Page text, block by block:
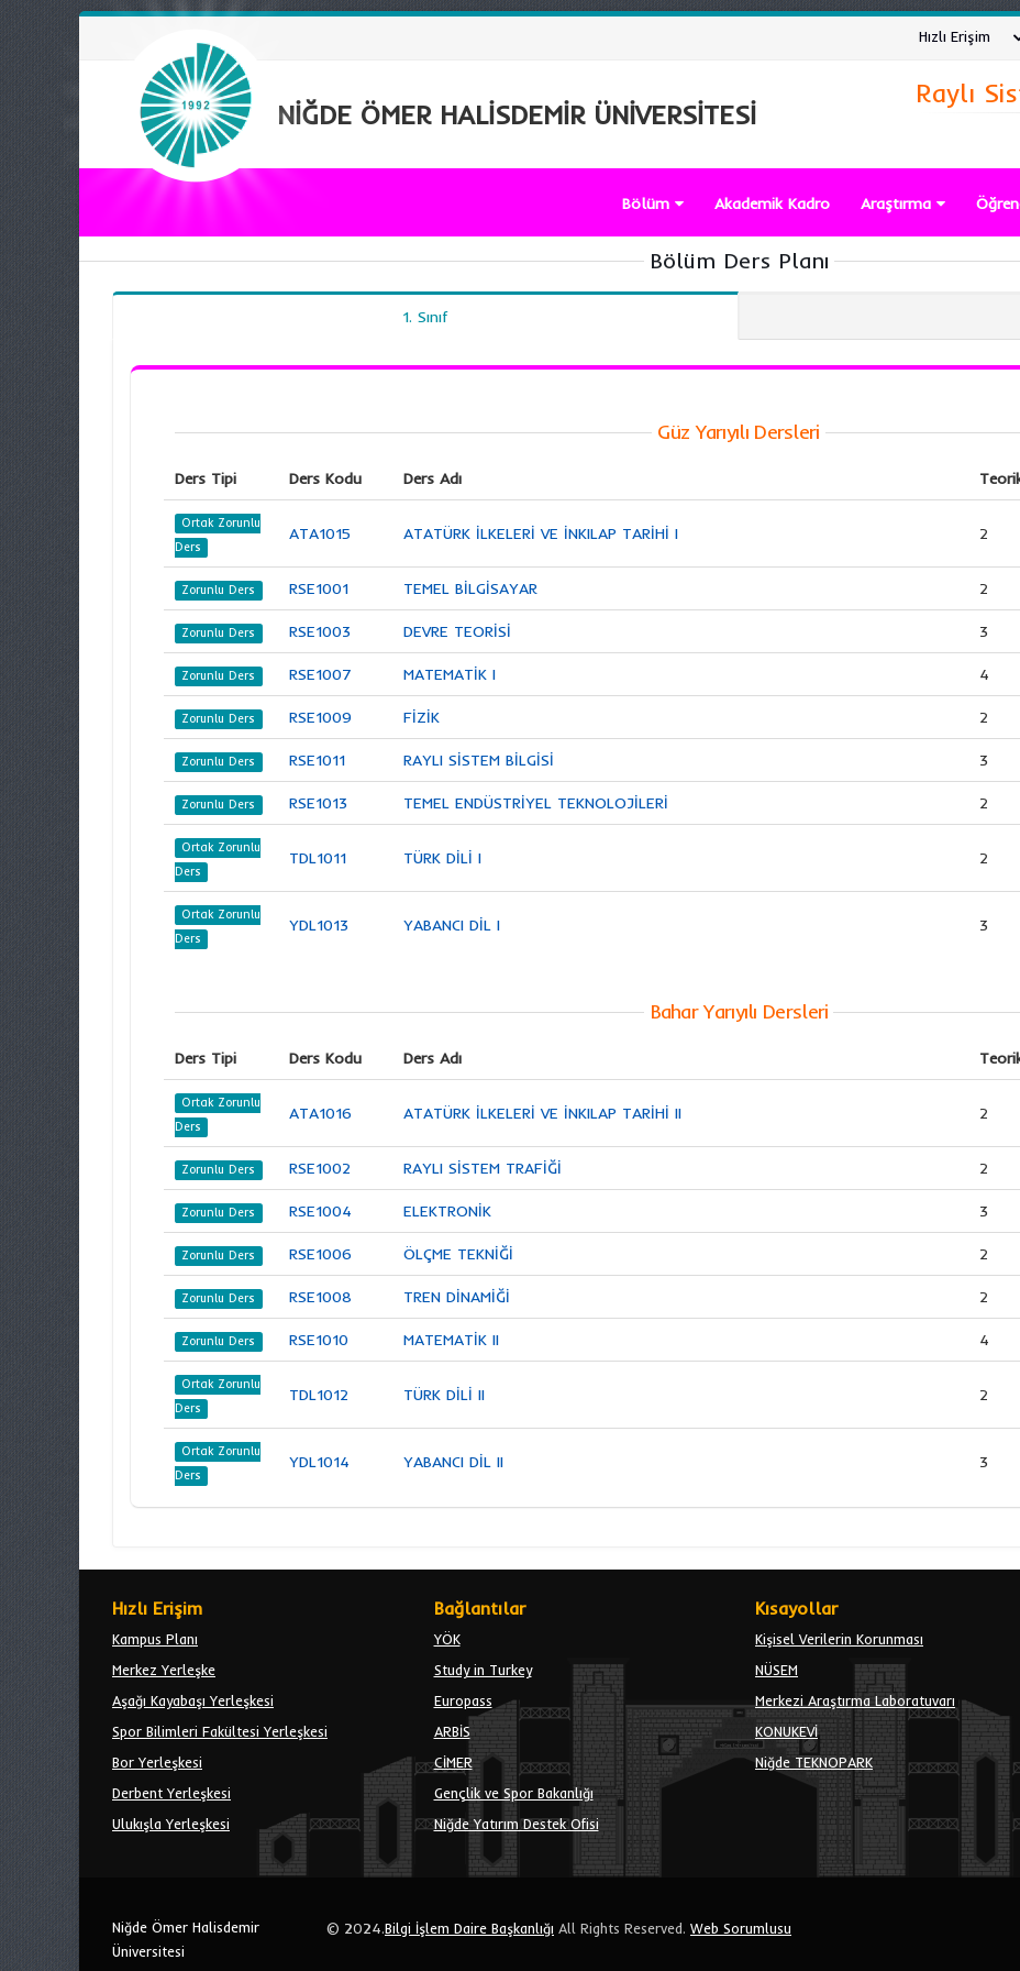
Hızlı Erişim
NİĞDE ÖMER HALİSDEMİR ÜNİVERSİTESİ
Raylı
Bölüm Akademik Kadro Araştırma
Bölüm Ders Planı
1. Sınıf
Güz Yarıyılı Dersleri
Ders Tipi Ders Kodu Ders Adı
Ortak Zorunlu
Ders
ATA1015 ATATÜRK İLKELERİ VE İNKILAP TARİHİ I 2
Zorunlu Ders RSE1001 TEMEL BİLGİSAYAR 2
Zorunlu Ders RSE1003 DEVRE TEORİSİ 3
Zorunlu Ders RSE1007 MATEMATİK I 4
Zorunlu Ders RSE1009 FİZİK 2
Zorunlu Ders RSE1011 RAYLI SİSTEM BİLGİSİ 3
Zorunlu Ders RSE1013 TEMEL ENDÜSTRİYEL TEKNOLOJİLERİ 2
Ortak Zorunlu
Ders
TDL1011 TÜRK DİLİ I 2
Ortak Zorunlu
Ders
YDL1013 YABANCI DİL I 3
Bahar Yarıyılı Dersleri
Ders Tipi Ders Kodu Ders Adı
Ortak Zorunlu
Ders
ATA1016 ATATÜRK İLKELERİ VE İNKILAP TARİHİ II 2
Zorunlu Ders RSE1002 RAYLI SİSTEM TRAFİĞİ 2
Zorunlu Ders RSE1004 ELEKTRONİK 3
Zorunlu Ders RSE1006 ÖLÇME TEKNİĞİ 2
Zorunlu Ders RSE1008 TREN DİNAMİĞİ 2
Zorunlu Ders RSE1010 MATEMATİK II 4
Ortak Zorunlu
Ders
TDL1012 TÜRK DİLİ II 2
Ortak Zorunlu
Ders
YDL1014 YABANCI DİL II 3
Hızlı Erişim
Kampus Planı
Merkez Yerleşke
Aşağı Kayabaşı Yerleşkesi
Spor Bilimleri Fakültesi Yerleşkesi
Bor Yerleşkesi
Derbent Yerleşkesi
Ulukışla Yerleşkesi
Bağlantılar
YÖK
Study in Turkey
Europass
ARBİS
CİMER
Gençlik ve Spor Bakanlığı
Niğde Yatırım Destek Ofisi
Kısayollar
Kişisel Verilerin Korunması
NÜSEM
Merkezi Araştırma Laboratuvarı
KONUKEVİ
Niğde TEKNOPARK
Niğde Ömer Halisdemir
Üniversitesi
© 2024.Bilgi İşlem Daire Başkanlığı All Rights Reserved. Web Sorumlusu